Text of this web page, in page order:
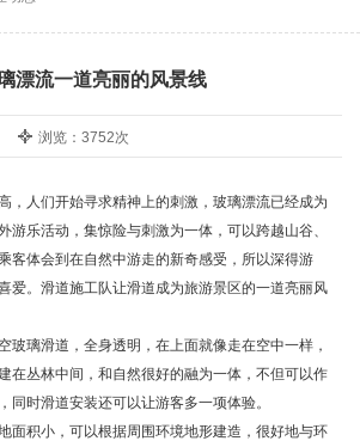
漂流一道亮丽的风景线
浏览：3752次
人们开始寻求精神上的刺激，玻璃漂流已经成为
游乐活动，集惊险与刺激为一体，可以跨越山谷、
客体会到在自然中游走的新奇感受，所以深得游
爱。滑道施工队让滑道成为旅游景区的一道亮丽风
璃滑道，全身透明，在上面就像走在空中一样，
在丛林中间，和自然很好的融为一体，不但可以作
同时滑道安装还可以让游客多一项体验。
积小，可以根据周围环境地形建造，很好地与环